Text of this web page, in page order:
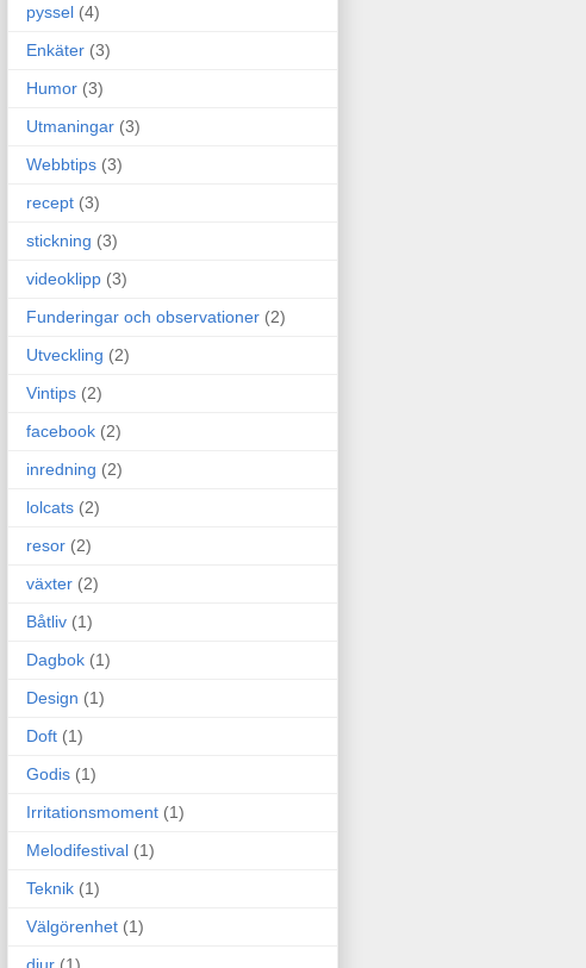
pyssel (4)
Enkäter (3)
Humor (3)
Utmaningar (3)
Webbtips (3)
recept (3)
stickning (3)
videoklipp (3)
Funderingar och observationer (2)
Utveckling (2)
Vintips (2)
facebook (2)
inredning (2)
lolcats (2)
resor (2)
växter (2)
Båtliv (1)
Dagbok (1)
Design (1)
Doft (1)
Godis (1)
Irritationsmoment (1)
Melodifestival (1)
Teknik (1)
Välgörenhet (1)